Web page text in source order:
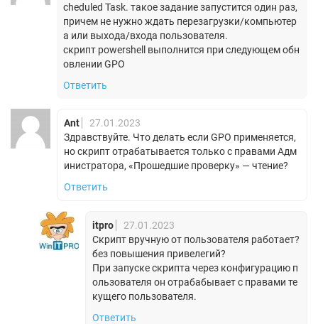
cheduled Task. такое задание запустится один раз,
причем не нужно ждать перезагрузки/компьютер
а или выхода/входа пользователя.
скрипт powershell выполнится при следующем обн
овлении GPO
Ответить
Ant
27.01.2023
Здравствуйте. Что делать если GPO применяется,
но скрипт отрабатывается только с правами Адм
инистратора, «Прошедшие проверку» — чтение?
Ответить
itpro
27.01.2023
Скрипт вручную от пользователя работает?
без повышения привелегий?
При запуске скрипта через конфигурацию п
ользователя он отрабабывает с правами те
кущего пользователя.
Ответить